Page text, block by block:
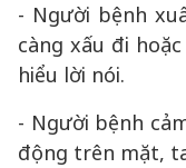
- Người bệnh
càng xấu đi
hiểu lời nói.
- Người bệnh
động trên mặt,